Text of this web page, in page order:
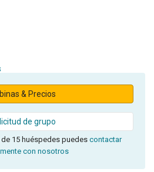
& Precios
de grupo
15 huéspedes puedes contactar
con nosotros